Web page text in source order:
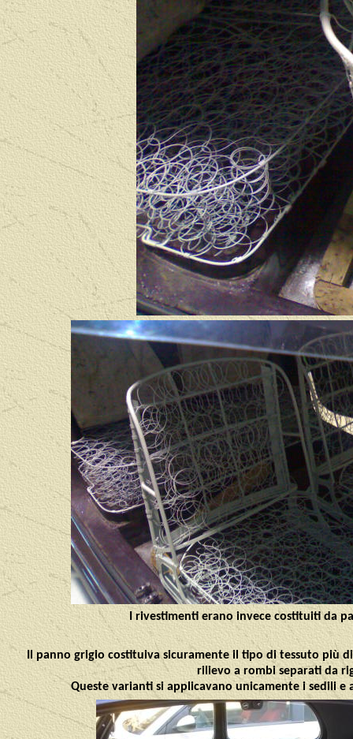
I rivestimenti erano invece costituiti da
Il panno grigio costituiva sicuramente il tipo di tessuto
rilievo a rombi separati da
Queste varianti si applicavano unicamente i sedili